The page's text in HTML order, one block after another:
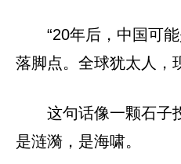
“20年后，中国可
落脚点。全球犹太人，
这句话像一颗石子
是涟漪，是海啸。